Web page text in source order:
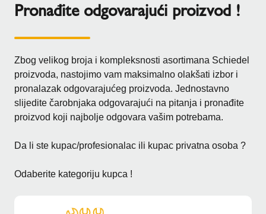
Pronađite odgovarajući proizvod !
Zbog velikog broja i kompleksnosti asortimana Schiedel
proizvoda, nastojimo vam maksimalno olakšati izbor i
pronalazak odgovarajućeg proizvoda. Jednostavno
slijedite čarobnjaka odgovarajući na pitanja i pronađite
proizvod koji najbolje odgovara vašim potrebama.
Da li ste kupac/profesionalac ili kupac privatna osoba ?
Odaberite kategoriju kupca !